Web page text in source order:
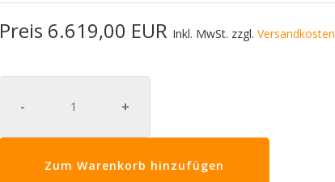
Preis 6.619,00 EUR Inkl. MwSt. zzgl. Versandkosten
- +
Zum Warenkorb hinzufügen